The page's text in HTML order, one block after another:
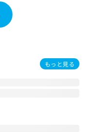
もっと見る